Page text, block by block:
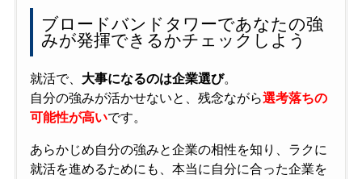
ブロードバンドタワーであなたの強
みが発揮できるかチェックしよう
就活で、 大事になるのは企業選び。
自分の強みが活かせないと、残念ながら選考落ちの
可能性が高いです。
あらかじめ自分の強みと企業の相性を知り、ラクに
就活を進めるためにも、本当に自分に合った企業を